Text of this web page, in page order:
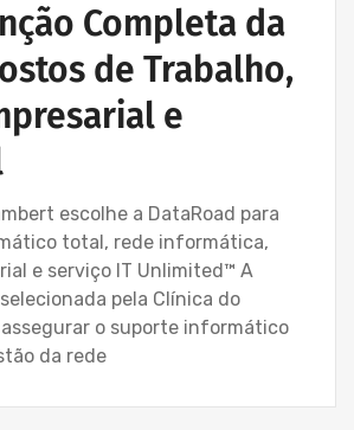
Completa da
de Trabalho,
e
escolhe a DataRoad para
total, rede informática,
e serviço IT Unlimited™ A
pela Clínica do
o suporte informático
da rede